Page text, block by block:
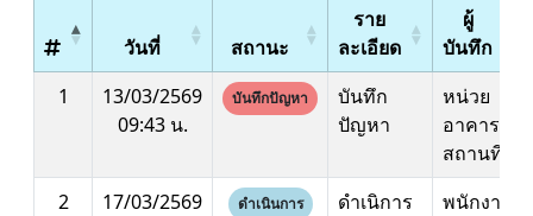
วันที่ สถานะ
ราย
ละเอียด
ผู้
บันทึก
1
13/03/2569
09:43 น.
บันทึกปัญหา
บันทึก
ปัญหา
หน่วย
อาคาร
สถานที่
2
17/03/2569
ดำเนินการ
ดำเนิการ
พนักงาน